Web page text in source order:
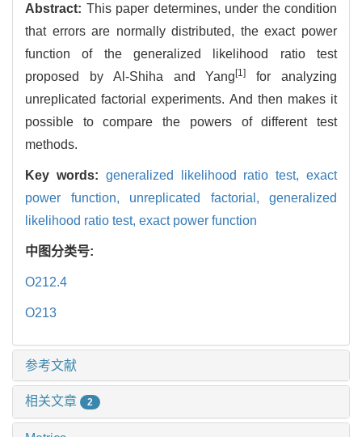
Abstract: This paper determines, under the condition
that errors are normally distributed, the exact power
function of the generalized likelihood ratio test
proposed by Al-Shiha and Yang[1]
for analyzing
unreplicated factorial experiments. And then makes it
possible to compare the powers of different test
methods.
Key words: generalized likelihood ratio test,exact
power function, unreplicated factorial, generalized
likelihood ratio test, exact power function
中图分类号:
O212.4
O213
参考文献
相关文章 2